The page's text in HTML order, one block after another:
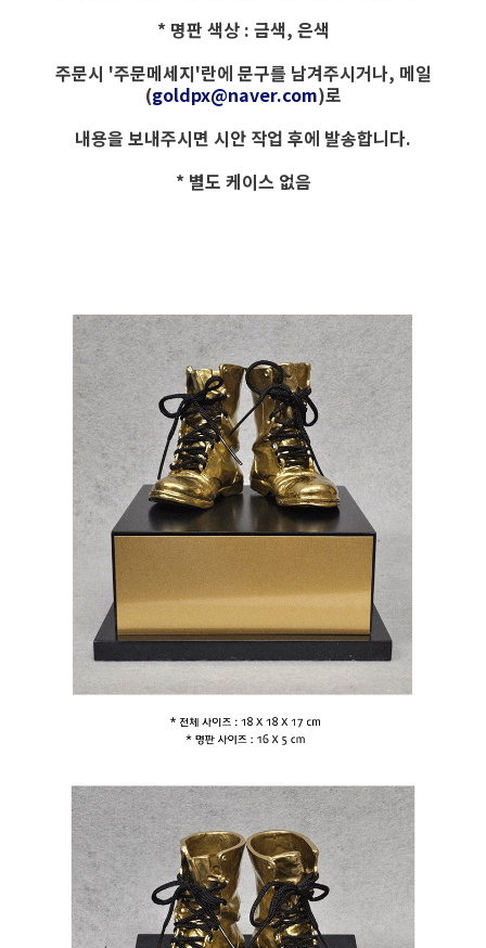
* 명판 색상 : 금색, 은색
주문시 '주문메세지'란에 문구를 남겨주시거나, 메일
(goldpx@naver.com)로
내용을 보내주시면 시안 작업 후에 발송합니다.
* 별도 케이스 없음